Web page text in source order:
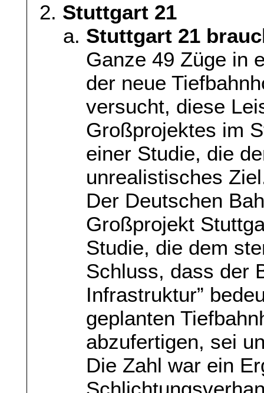
Stuttgart 21
Stuttgart 21
Ganze 49 Züge in
der neue
versucht, diese
Großprojektes im
einer Studie, die
unrealistisches
Der Deutschen
Großprojekt
Studie, die dem
Schluss, dass der
Infrastruktur”
geplanten
abzufertigen, sei
Die Zahl war ein